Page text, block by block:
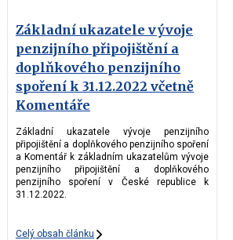
Základní ukazatele vývoje
penzijního připojištění a
doplňkového penzijního
spoření k 31.12.2022 včetně
Komentáře
Základní ukazatele vývoje penzijního
připojištění a doplňkového penzijního spoření
a Komentář k základním ukazatelům vývoje
penzijního připojištění a doplňkového
penzijního spoření v České republice k
31.12.2022.
Celý obsah článku